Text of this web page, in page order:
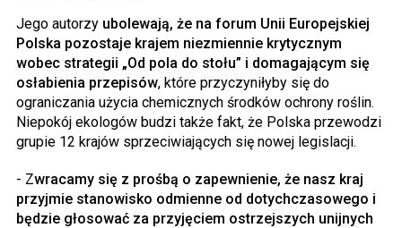
Jego autorzy ubolewają, że na forum Unii Europejskiej
Polska pozostaje krajem niezmiennie krytycznym
wobec strategii „Od pola do stołu” i domagającym się
osłabienia przepisów, które przyczyniłyby się do
ograniczania użycia chemicznych środków ochrony roślin.
Niepokój ekologów budzi także fakt, że Polska przewodzi
grupie 12 krajów sprzeciwiających się nowej legislacji.
- Zwracamy się z prośbą o zapewnienie, że nasz kraj
przyjmie stanowisko odmienne od dotychczasowego i
będzie głosować za przyjęciem ostrzejszych unijnych